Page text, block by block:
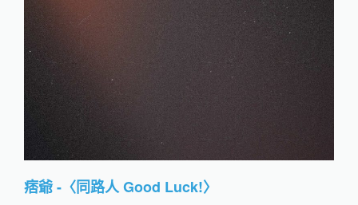
痞爺 -〈同路人 Good Luck!〉